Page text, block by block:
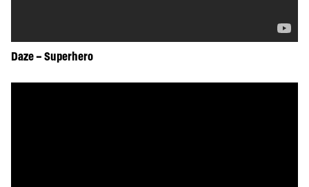
Daze – Superhero